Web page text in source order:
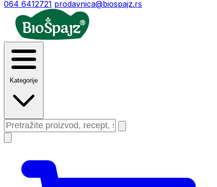
064 6412721 prodavnica@biospajz.rs
Kategorije